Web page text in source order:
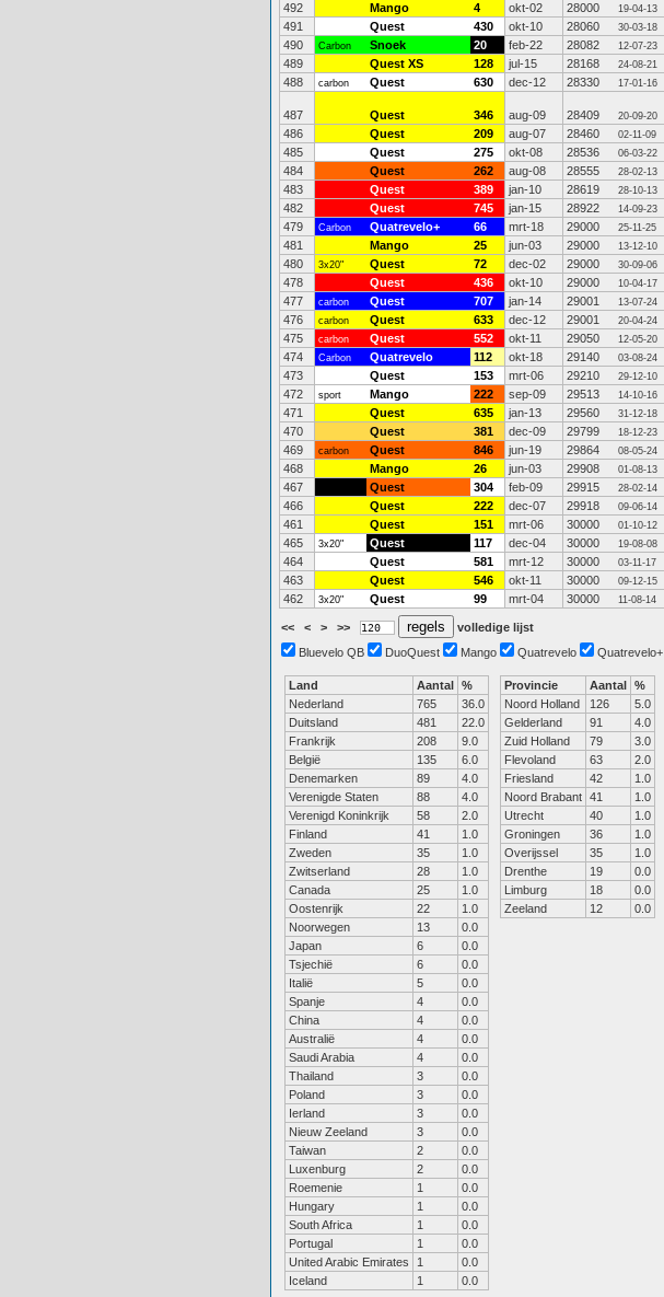
492
Mango 4 okt-02 28000 19-04-13
491
Quest 430 okt-10 28060 30-03-18
490
Carbon Snoek 20 feb-22 28082 12-07-23
489
Quest XS 128 jul-15 28168 24-08-21
488
carbon Quest 630 dec-12 28330 17-01-16
487 Quest 346 aug-09 28409 20-09-20
486
Quest 209 aug-07 28460 02-11-09
485
Quest 275 okt-08 28536 06-03-22
484
Quest 262 aug-08 28555 28-02-13
483
Quest 389 jan-10 28619 28-10-13
482
Quest 745 jan-15 28922 14-09-23
479
Carbon Quatrevelo+ 66 mrt-18 29000 25-11-25
481
Mango 25 jun-03 29000 13-12-10
480
3x20" Quest 72 dec-02 29000 30-09-06
478
Quest 436 okt-10 29000 10-04-17
477
carbon Quest 707 jan-14 29001 13-07-24
476
carbon Quest 633 dec-12 29001 20-04-24
475
carbon Quest 552 okt-11 29050 12-05-20
474
Carbon Quatrevelo 112 okt-18 29140 03-08-24
473
Quest 153 mrt-06 29210 29-12-10
472
sport Mango 222 sep-09 29513 14-10-16
471
Quest 635 jan-13 29560 31-12-18
470
Quest 381 dec-09 29799 18-12-23
469
carbon Quest 846 jun-19 29864 08-05-24
468
Mango 26 jun-03 29908 01-08-13
467
Quest 304 feb-09 29915 28-02-14
466
Quest 222 dec-07 29918 09-06-14
461
Quest 151 mrt-06 30000 01-10-12
465
3x20" Quest 117 dec-04 30000 19-08-08
464
Quest 581 mrt-12 30000 03-11-17
463
Quest 546 okt-11 30000 09-12-15
462
3x20" Quest 99 mrt-04 30000 11-08-14
<< < > >>
volledige lijst
Bluevelo QB
DuoQuest Mango Quatrevelo Quatrevelo+
Land Aantal %
Nederland
765
36.0
Duitsland
481
22.0
Frankrijk
208
9.0
België
135
6.0
Denemarken
89
4.0
Verenigde Staten
88
4.0
Verenigd Koninkrijk
58
2.0
Finland
41
1.0
Zweden
35
1.0
Zwitserland
28
1.0
Canada
25
1.0
Oostenrijk
22
1.0
Noorwegen
13
0.0
Japan
6
0.0
Tsjechië
6
0.0
Italië
5
0.0
Spanje
4
0.0
China
4
0.0
Australië
4
0.0
Saudi Arabia
4
0.0
Thailand
3
0.0
Poland
3
0.0
Ierland
3
0.0
Nieuw Zeeland
3
0.0
Taiwan
2
0.0
Luxenburg
2
0.0
Roemenie
1
0.0
Hungary
1
0.0
South Africa
1
0.0
Portugal
1
0.0
United Arabic Emirates
1
0.0
Iceland
1 0.0
Provincie Aantal %
Noord Holland
126
5.0
Gelderland
91
4.0
Zuid Holland
79
3.0
Flevoland
63
2.0
Friesland
42
1.0
Noord Brabant 41
1.0
Utrecht
40
1.0
Groningen
36
1.0
Overijssel
35
1.0
Drenthe
19
0.0
Limburg
18
0.0
Zeeland
12 0.0